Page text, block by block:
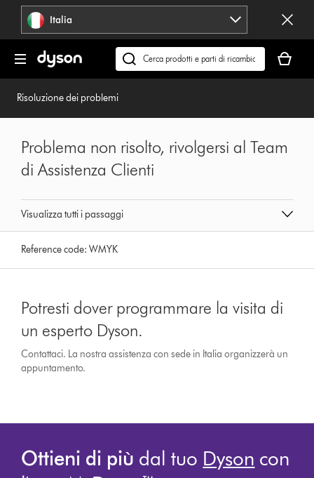
navigazione Italia
Cerca
su
carrello
è
Risoluzione dei problemi
Visualizza tutti i passaggi
Problema non risolto, rivolgersi al Team
di Assistenza Clienti
Reference code:WMYK
Potresti dover programmare la visita di
un esperto Dyson.
Contattaci. La nostra assistenza con sede in Italia organizzerà un
appuntamento.
Ottieni di più dal tuo Dyson con